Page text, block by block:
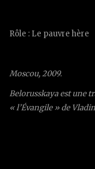
Rôle : Le pauvre hère
Moscou, 2009.
Belorusskaya est une
« l’Évangile » de